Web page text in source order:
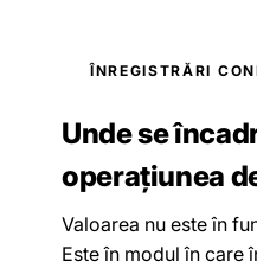
ÎNREGISTRĂRI
Unde se
operațiunea
Valoarea nu este în
Este în modul în care